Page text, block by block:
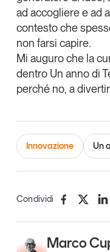
Tendenze è il
modo indipendente il
consumo e
GS1 Italy GS1
GS1 Italy
ad accogliere e ad
contesto che
non farsi capire.
Mi auguro che la
dentro Un anno di
perché no, a
Innovazione Un
Condividi
Marco